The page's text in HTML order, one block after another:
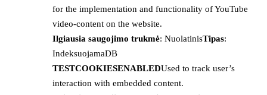
for the implementation and functionality of YouTube
video-content on the website.
Ilgiausia saugojimo trukmė: NuolatinisTipas:
IndeksuojamaDB
TESTCOOKIESENABLEDUsed to track user’s
interaction with embedded content.